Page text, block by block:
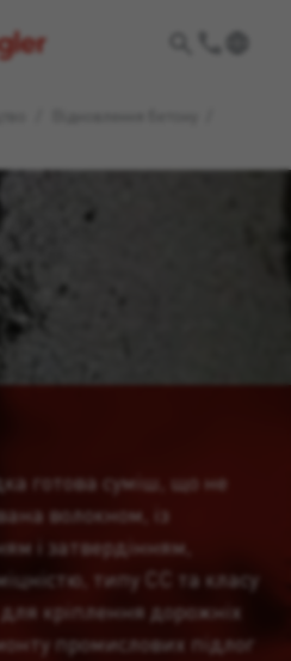
готова суміш, що не
волокном, із
і затвердінням,
типу CC та класу
для кріплення дорожніх
промислових підлог